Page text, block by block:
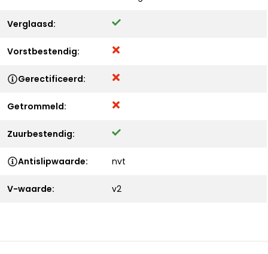
Verglaasd:
Vorstbestendig:
Gerectificeerd:
Getrommeld:
Zuurbestendig:
Antislipwaarde: nvt
V-waarde: v2